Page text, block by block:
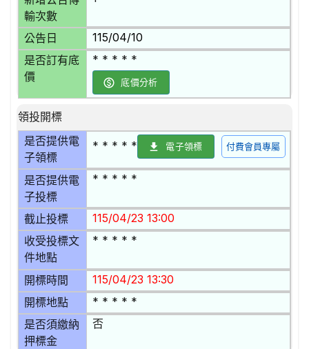
輸次數
公告日 115/04/10
是否訂有底
價
* * * * *
底價分析
領投開標
是否提供電
子領標
* * * * * 電子領標 付費會員專屬
是否提供電
子投標
* * * * *
截止投標 115/04/23 13:00
收受投標文
件地點
* * * * *
開標時間 115/04/23 13:30
開標地點 * * * * *
是否須繳納
押標金
否